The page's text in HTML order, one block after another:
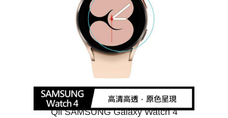
Qii SAMSUNG Galaxy Watch 4